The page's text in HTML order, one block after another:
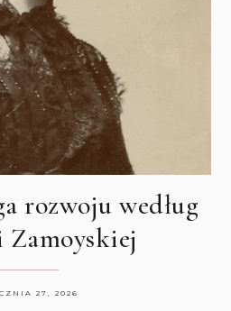
rozwoju według
Zamoyskiej
27, 2026